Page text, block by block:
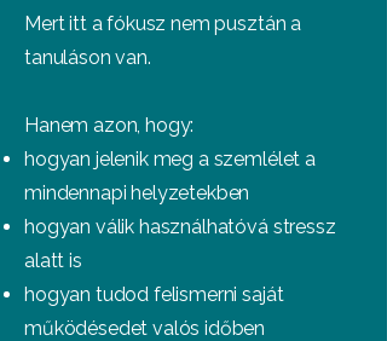
Mert itt a fókusz nem pusztán a
tanuláson van.
Hanem azon, hogy:
hogyan jelenik meg a szemlélet a
mindennapi helyzetekben
hogyan válik használhatóvá stressz
alatt is
hogyan tudod felismerni saját
működésedet valós időben